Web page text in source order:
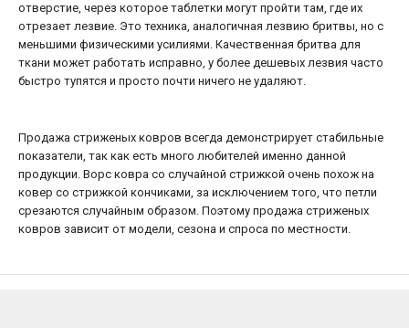
отверстие, через которое таблетки могут пройти там, где их
отрезает лезвие. Это техника, аналогичная лезвию бритвы, но с
меньшими физическими усилиями. Качественная бритва для
ткани может работать исправно, у более дешевых лезвия часто
быстро тупятся и просто почти ничего не удаляют.
Продажа стриженых ковров всегда демонстрирует стабильные
показатели, так как есть много любителей именно данной
продукции. Ворс ковра со случайной стрижкой очень похож на
ковер со стрижкой кончиками, за исключением того, что петли
срезаются случайным образом. Поэтому продажа стриженых
ковров зависит от модели, сезона и спроса по местности.